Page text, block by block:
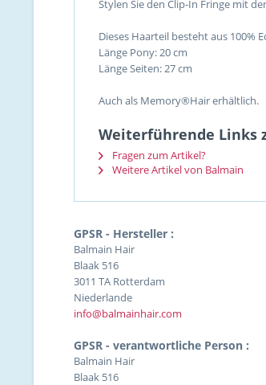
Stylen Sie den Clip-In Fringe mit
Dieses Haarteil besteht aus 100%
Länge Pony: 20 cm
Länge Seiten: 27 cm
Auch als Memory®Hair erhältlich.
Weiterführende Links
Fragen zum Artikel?
Weitere Artikel von Balmain
GPSR - Hersteller :
Balmain Hair
Blaak 516
3011 TA Rotterdam
Niederlande
info@balmainhair.com
GPSR - verantwortliche Person :
Balmain Hair
Blaak 516